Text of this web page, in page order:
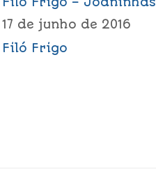
17 de junho de 2016
Filó Frigo